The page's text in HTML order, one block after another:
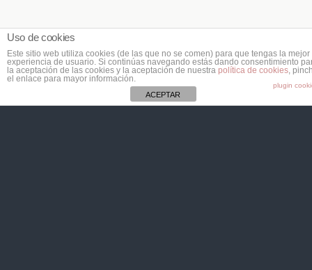
Uso de cookies
Este sitio web utiliza cookies (de las que no se comen) para que tengas la mejor
experiencia de usuario. Si continúas navegando estás dando consentimiento
la aceptación de las cookies y la aceptación de nuestra política de cookies,
el enlace para mayor información.
plugin
ACEPTAR